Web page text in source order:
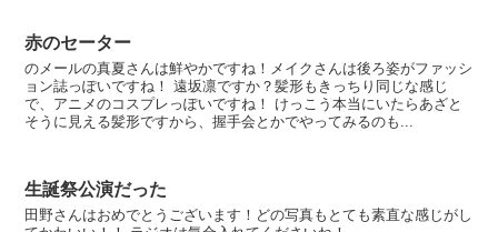
赤のセーター
のメールの真夏さんは鮮やかですね！メイクさんは後ろ姿がファッシ
ョン誌っぽいですね！ 遠坂凛ですか？髪形もきっちり同じな感じ
で、アニメのコスプレっぽいですね！ けっこう本当にいたらあざと
そうに見える髪形ですから、握手会とかでやってみるのも...
生誕祭公演だった
田野さんはおめでとうございます！どの写真もとても素直な感じがし